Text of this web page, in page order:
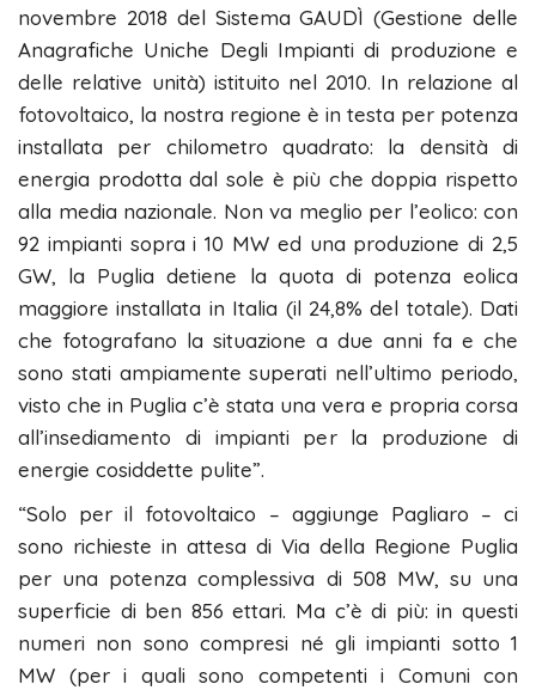
novembre 2018 del Sistema GAUDÌ (Gestione delle
Anagrafiche Uniche Degli Impianti di produzione e
delle relative unità) istituito nel 2010. In relazione al
fotovoltaico, la nostra regione è in testa per potenza
installata per chilometro quadrato: la densità di
energia prodotta dal sole è più che doppia rispetto
alla media nazionale. Non va meglio per l’eolico: con
92 impianti sopra i 10 MW ed una produzione di 2,5
GW, la Puglia detiene la quota di potenza eolica
maggiore installata in Italia (il 24,8% del totale). Dati
che fotografano la situazione a due anni fa e che
sono stati ampiamente superati nell’ultimo periodo,
visto che in Puglia c’è stata una vera e propria corsa
all’insediamento di impianti per la produzione di
energie cosiddette pulite”.
“Solo per il fotovoltaico – aggiunge Pagliaro – ci
sono richieste in attesa di Via della Regione Puglia
per una potenza complessiva di 508 MW, su una
superficie di ben 856 ettari. Ma c’è di più: in questi
numeri non sono compresi né gli impianti sotto 1
MW (per i quali sono competenti i Comuni con